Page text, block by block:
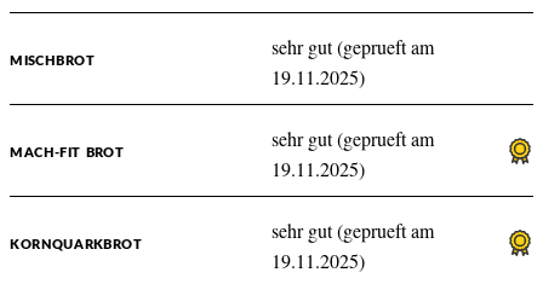
MISCHBROT
sehr gut (geprueft am
19.11.2025)
MACH-FIT BROT
sehr gut (geprueft am
19.11.2025)
KORNQUARKBROT
sehr gut (geprueft am
19.11.2025)